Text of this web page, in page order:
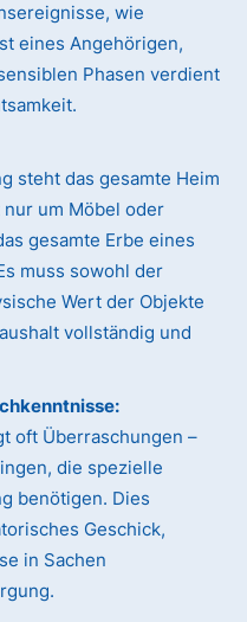
wie
eines Angehörigen,
Phasen verdient
steht das gesamte Heim
um Möbel oder
gesamte Erbe eines
muss sowohl der
Wert der Objekte
vollständig und
oft Überraschungen –
die spezielle
benötigen. Dies
Geschick,
in Sachen